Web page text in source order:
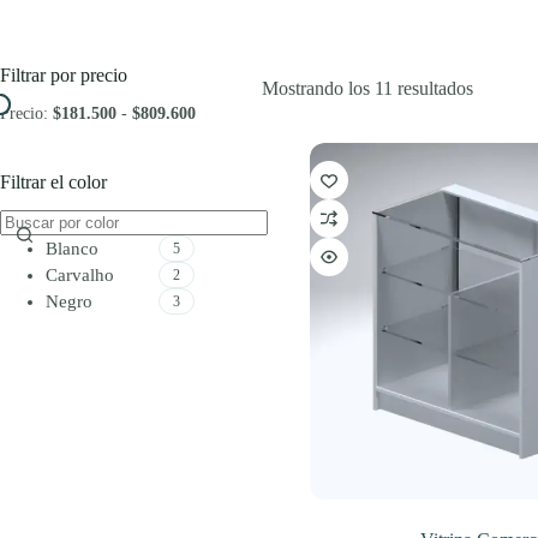
Mostrando los 11 resultados
Filtrar por precio
Precio: $181.500 - $809.600
Filtrar el color
Blanco 5
Carvalho 2
Negro 3